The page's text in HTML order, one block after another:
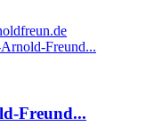
Freund...
Freund...